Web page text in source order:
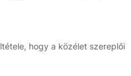
hogy a közélet szereplői